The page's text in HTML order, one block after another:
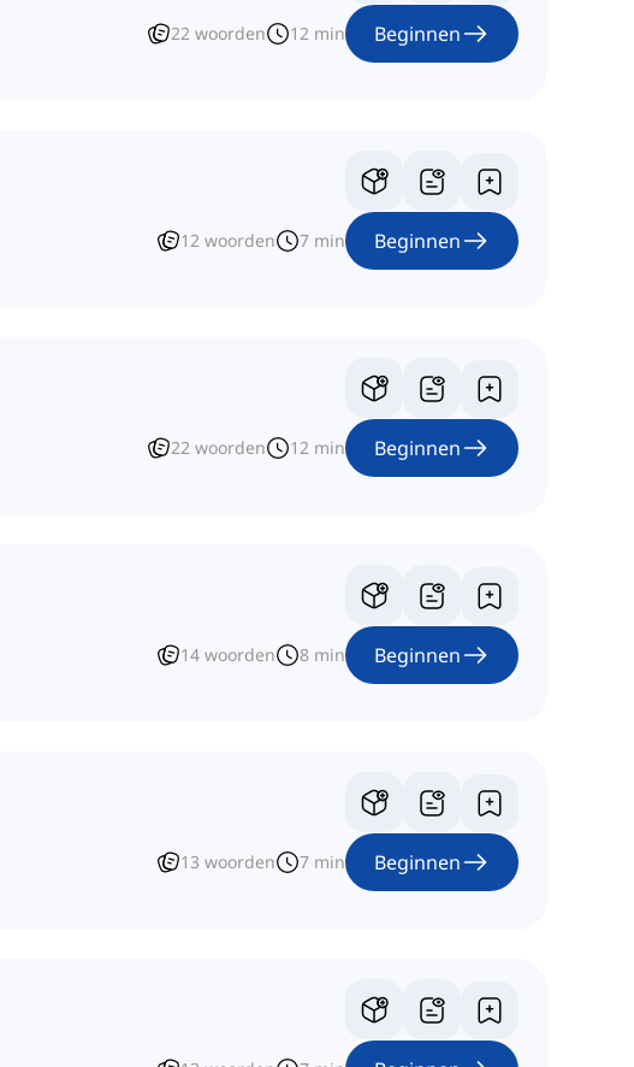
22 woorden 12 min Beginnen
12 woorden 7 min Beginnen
22 woorden 12 min Beginnen
14 woorden 8 min Beginnen
13 woorden 7 min Beginnen